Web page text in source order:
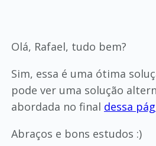
Olá, Rafael, tudo bem?
Sim, essa é uma ótima
pode ver uma solução
abordada no final dessa
Abraços e bons estudos :)